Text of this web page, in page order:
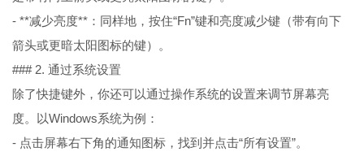
- **减少亮度**：同样地，按住“Fn”键和亮度减少键（带有向下
箭头或更暗太阳图标的键）。
### 2. 通过系统设置
除了快捷键外，你还可以通过操作系统的设置来调节屏幕亮
度。以Windows系统为例：
- 点击屏幕右下角的通知图标，找到并点击“所有设置”。